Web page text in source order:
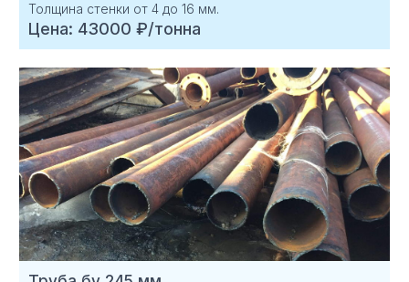
Толщина стенки от 4 до 16 мм.
Цена: 43000 ₽/тонна